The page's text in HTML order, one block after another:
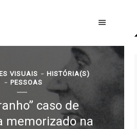
VISUAIS
HISTÓRIA(S)
PESSOAS
caso de
memorizado na